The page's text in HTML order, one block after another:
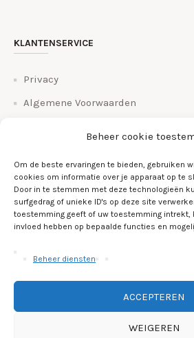
Beheer cookie
Om de beste ervaringen te bieden, gebruiken
cookies om informatie over je apparaat op te
Door in te stemmen met deze technologieën
surfgedrag of unieke ID's op deze site
toestemming geeft of uw toestemming intrekt,
invloed hebben op bepaalde functies en
Beheer diensten
ACCEPTEREN
WEIGEREN
KLANTENSERVICE
Privacy
Algemene Voorwaarden
Veelgestelde vragen
Over Ons
Links